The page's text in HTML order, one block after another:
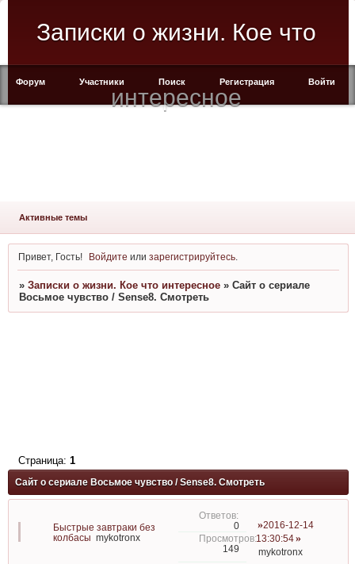
Записки о жизни. Кое что
интересное
Форум Участники Поиск Регистрация Войти
Активные темы
Привет, Гость! Войдите илизарегистрируйтесь
» Записки о жизни. Кое что интересное » Сайт о сериале
Восьмое чувство / Sense8. Смотреть
Сайт о сериале Восьмое чувство / Sense8. Смотреть
Страница: 1
Быстрые завтраки без
колбасы mykotronx
0
149
2016-12-14
13:30:54
mykotronx